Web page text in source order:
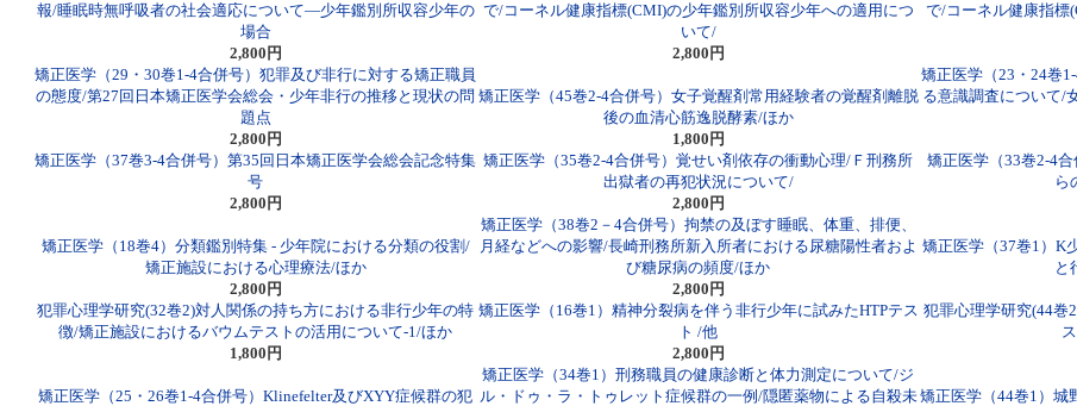
報/睡眠時無呼吸者の社会適応について―少年鑑別所収容少年の
場合
2,800円
で/コーネル健康指標(CMI)の少年鑑別所収容少年への適用につ
いて/
2,800円
で/コーネル健康指標
矯正医学（29・30巻1-4合併号）犯罪及び非行に対する矯正職員
の態度/第27回日本矯正医学会総会・少年非行の推移と現状の問
題点
2,800円
矯正医学（45巻2-4合併号）女子覚醒剤常用経験者の覚醒剤離脱
後の血清心筋逸脱酵素/ほか
1,800円
矯正医学（23・24巻
る意識調査について/
矯正医学（37巻3-4合併号）第35回日本矯正医学会総会記念特集
号
2,800円
矯正医学（35巻2-4合併号）覚せい剤依存の衝動心理/Ｆ刑務所
出獄者の再犯状況について/
2,800円
矯正医学（33巻2-4
ら
矯正医学（18巻4）分類鑑別特集 - 少年院における分類の役割/
矯正施設における心理療法/ほか
2,800円
矯正医学（38巻2－4合併号）拘禁の及ぼす睡眠、体重、排便、
月経などへの影響/長崎刑務所新入所者における尿糖陽性者およ
び糖尿病の頻度/ほか
2,800円
矯正医学（37巻1）K
と
犯罪心理学研究(32巻2)対人関係の持ち方における非行少年の特
徴/矯正施設におけるバウムテストの活用について-1/ほか
1,800円
矯正医学（16巻1）精神分裂病を伴う非行少年に試みたHTPテス
ト /他
2,800円
犯罪心理学研究(44巻
矯正医学（25・26巻1-4合併号）Klinefelter及びXYY症候群の犯
矯正医学（34巻1）刑務職員の健康診断と体力測定について/ジ
ル・ドゥ・ラ・トゥレット症候群の一例/隠匿薬物による自殺未矯正医学（44巻1）城